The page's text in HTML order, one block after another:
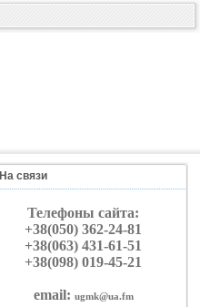
На связи
Телефоны сайта:
+38(050) 362-24-81
+38(063) 431-61-51
+38(098) 019-45-21
email: ugmk@ua.fm